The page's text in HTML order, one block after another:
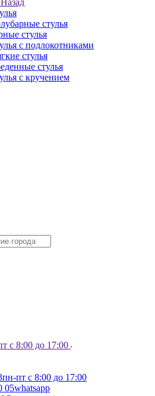
Назад
стулья
стулья
с подлокотниками
стулья
стулья
с кручением
с 8:00 до 17:00
пн-пт с 8:00 до 17:00
05whatsapp